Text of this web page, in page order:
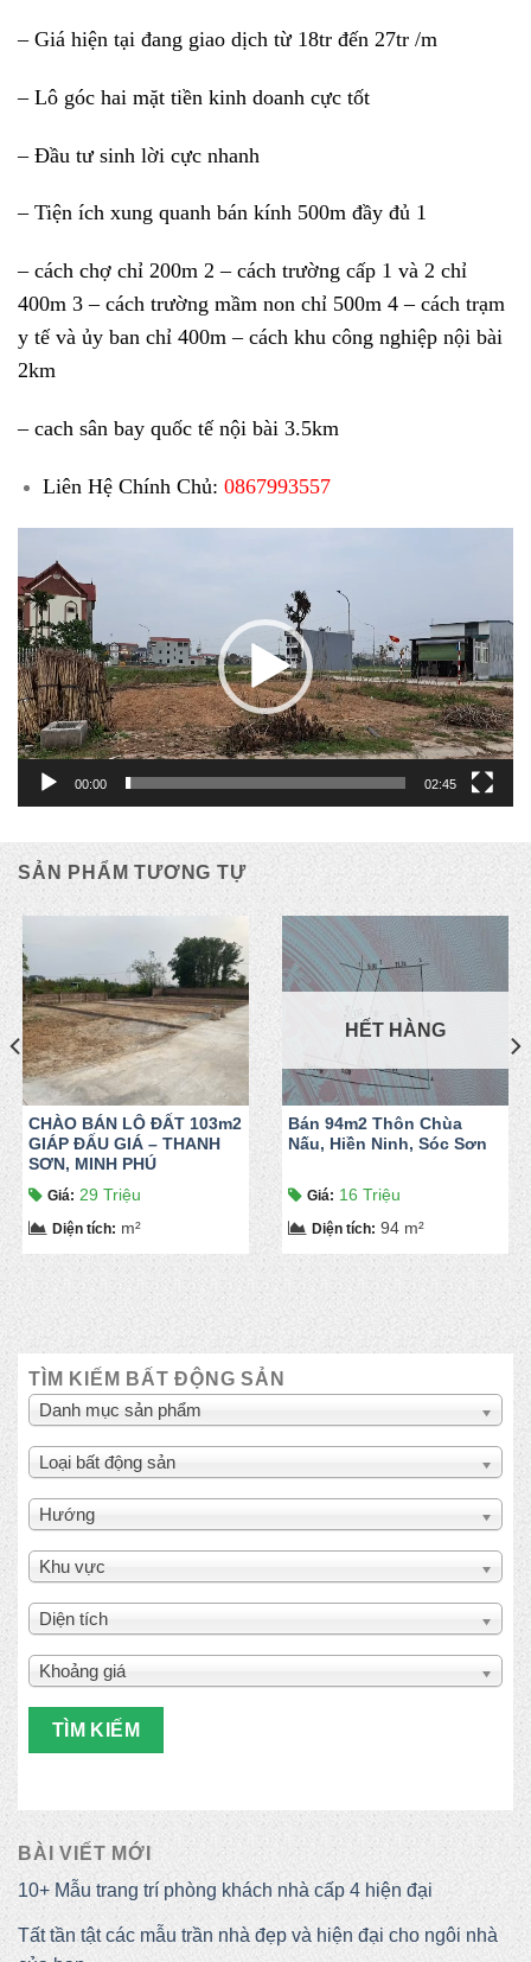
– Giá hiện tại đang giao dịch từ 18tr đến 27tr /m
– Lô góc hai mặt tiền kinh doanh cực tốt
– Đầu tư sinh lời cực nhanh
– Tiện ích xung quanh bán kính 500m đầy đủ 1
– cách chợ chỉ 200m 2 – cách trường cấp 1 và 2 chỉ
400m 3 – cách trường mầm non chỉ 500m 4 – cách trạm
y tế và ủy ban chỉ 400m – cách khu công nghiệp nội bài
2km
– cach sân bay quốc tế nội bài 3.5km
Liên Hệ Chính Chủ: 0867993557
chơi
Video
00:00 02:45
SẢN PHẨM TƯƠNG TỰ
CHÀO BÁN LÔ ĐẤT 103m2
GIÁP ĐẤU GIÁ – THANH
SƠN, MINH PHÚ
Giá: 29 Triệu
Diện tích: m²
HẾT HÀNG
Bán 94m2 Thôn Chùa
Nấu, Hiền Ninh, Sóc Sơn
Giá: 16 Triệu
Diện tích: 94 m²
TÌM KIẾM BẤT ĐỘNG SẢN
Danh mục sản phẩm
Loại bất động sản
Hướng
Khu vực
Diện tích
Khoảng giá
TÌM KIẾM
BÀI VIẾT MỚI
10+ Mẫu trang trí phòng khách nhà cấp 4 hiện đại
Tất tần tật các mẫu trần nhà đẹp và hiện đại cho ngôi nhà